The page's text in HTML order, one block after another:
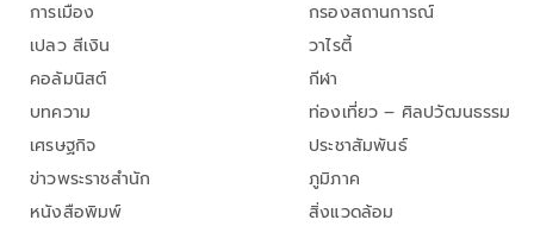
การเมือง
เปลว สีเงิน
คอลัมนิสต์
บทความ
เศรษฐกิจ
ข่าวพระราชสำนัก
หนังสือพิมพ์
กรองสถานการณ์
วาไรตี้
กีฬา
ท่องเที่ยว – ศิลปวัฒนธรรม
ประชาสัมพันธ์
ภูมิภาค
สิ่งแวดล้อม